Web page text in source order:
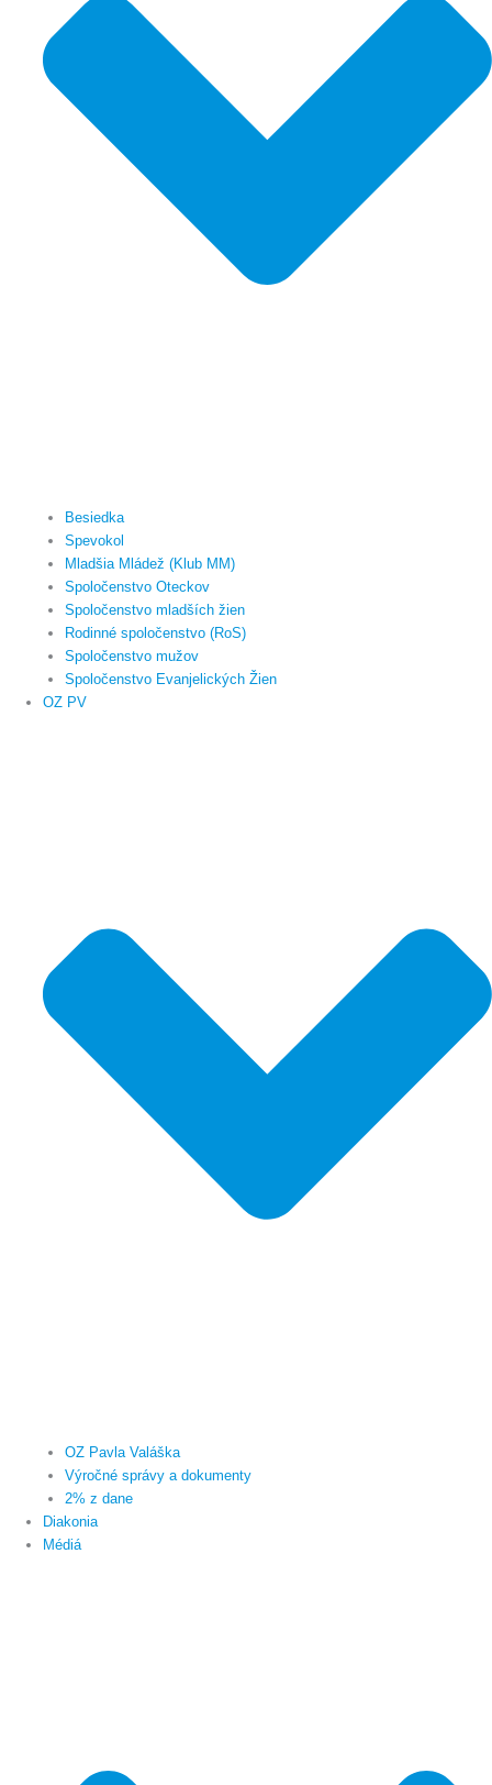
Besiedka
Spevokol
Mladšia Mládež (Klub MM)
Spoločenstvo Oteckov
Spoločenstvo mladších žien
Rodinné spoločenstvo (RoS)
Spoločenstvo mužov
Spoločenstvo Evanjelických Žien
OZ PV
OZ Pavla Valáška
Výročné správy a dokumenty
2% z dane
Diakonia
Médiá